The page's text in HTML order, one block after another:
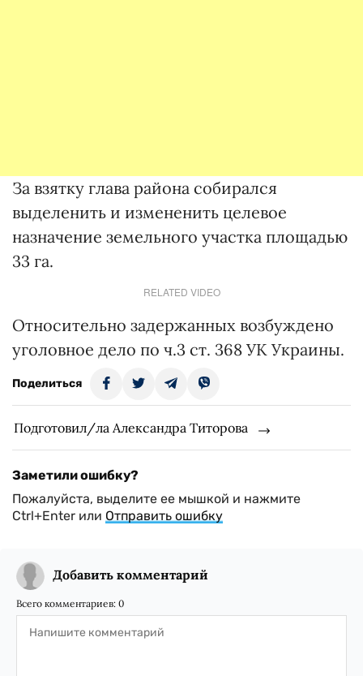
За взятку глава района собирался
выделенить и измененить целевое
назначение земельного участка площадью
33 га.
RELATED VIDEO
Относительно задержанных возбуждено
уголовное дело по ч.3 ст. 368 УК Украины.
Поделиться
Подготовил/ла Александра Титорова
Заметили ошибку?
Пожалуйста, выделите ее мышкой и нажмите
Ctrl+Enter или Отправить ошибку
Добавить комментарий
Всего комментариев: 0